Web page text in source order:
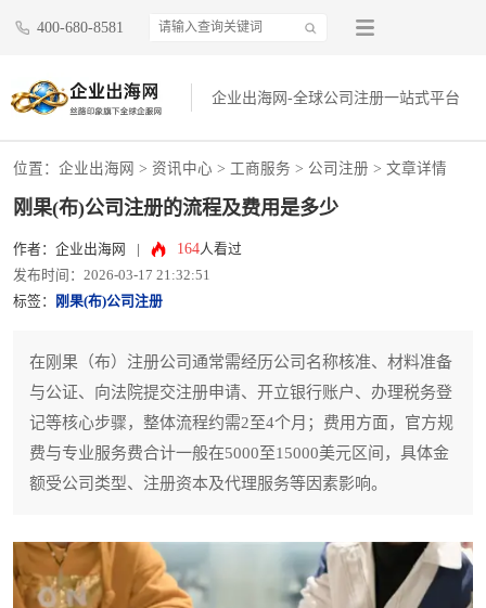
400-680-8581
企业出海网-全球公司注册一站式平台
位置： 企业出海网 > 资讯中心 > 工商服务 > 公司注册 > 文章详情
刚果(布)公司注册的流程及费用是多少
作者：企业出海网 164人看过
发布时间：2026-03-17 21:32:51
标签：
刚果(布)公司注册
在刚果（布）注册公司通常需经历公司名称核准、材料准备
与公证、向法院提交注册申请、开立银行账户、办理税务登
记等核心步骤，整体流程约需2至4个月；费用方面，官方规
费与专业服务费合计一般在5000至15000美元区间，具体金
额受公司类型、注册资本及代理服务等因素影响。